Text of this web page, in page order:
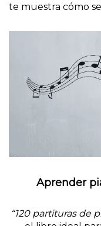
te muestra cómo
Aprender
“120 partituras de